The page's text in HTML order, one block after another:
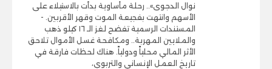
نوال الدجوى».. رحلة مأساوية بدأت بالاستيلاء على
الأسهم وانتهت بفجيعة الموت وقهر الأقربين. -
المستندات الرسمية تفضح لغز الـ ١٦ كيلو ذهب
والملايين المهربة.. ومكافحة غسل الأموال تلاحق
الأثر المالي محلياً ودولياً. هناك لحظات فارقة في
تاريخ العمل الإنساني والتربوي،